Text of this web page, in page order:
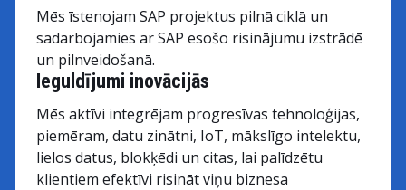
Mēs īstenojam SAP projektus pilnā ciklā un
sadarbojamies ar SAP esošo risinājumu izstrādē
un pilnveidošanā.
Ieguldījumi inovācijās
Mēs aktīvi integrējam progresīvas tehnoloģijas,
piemēram, datu zinātni, IoT, mākslīgo intelektu,
lielos datus, blokķēdi un citas, lai palīdzētu
klientiem efektīvi risināt viņu biznesa